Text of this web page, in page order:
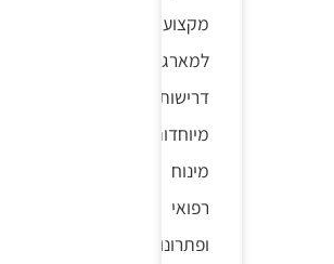
מקצועי
למארגנים.
דרישות
מיוחדות,
מינוח
רפואי
ופתרונות